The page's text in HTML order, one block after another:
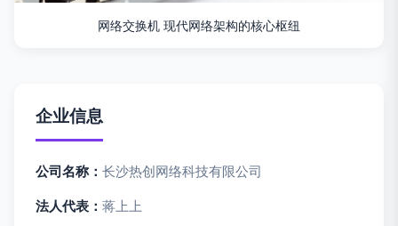
网络交换机 现代网络架构的核心枢纽
企业信息
公司名称： 长沙热创网络科技有限公司
法人代表： 蒋上上